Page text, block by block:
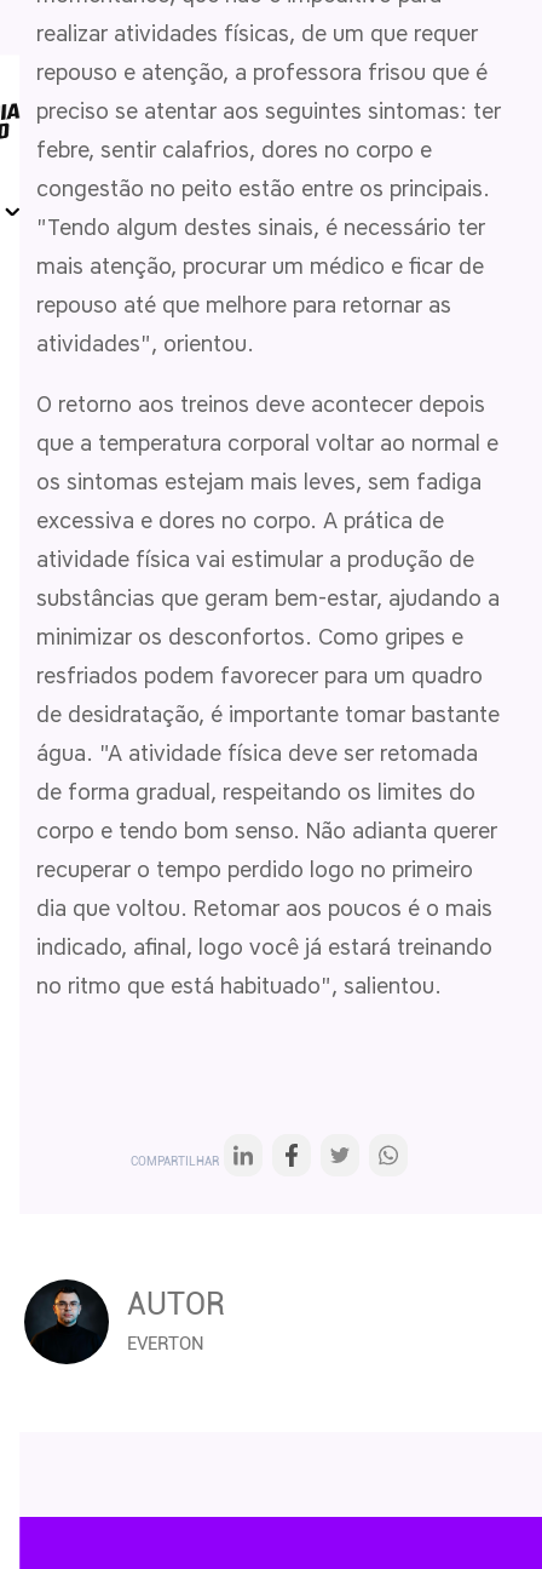
realizar atividades físicas, de um que requer
repouso e atenção, a professora frisou que é
preciso se atentar aos seguintes sintomas: ter
febre, sentir calafrios, dores no corpo e
congestão no peito estão entre os principais.
"Tendo algum destes sinais, é necessário ter
mais atenção, procurar um médico e ficar de
repouso até que melhore para retornar as
atividades", orientou.
O retorno aos treinos deve acontecer depois
que a temperatura corporal voltar ao normal e
os sintomas estejam mais leves, sem fadiga
excessiva e dores no corpo. A prática de
atividade física vai estimular a produção de
substâncias que geram bem-estar, ajudando a
minimizar os desconfortos. Como gripes e
resfriados podem favorecer para um quadro
de desidratação, é importante tomar bastante
água. "A atividade física deve ser retomada
de forma gradual, respeitando os limites do
corpo e tendo bom senso. Não adianta querer
recuperar o tempo perdido logo no primeiro
dia que voltou. Retomar aos poucos é o mais
indicado, afinal, logo você já estará treinando
no ritmo que está habituado", salientou.
COMPARTILHAR
AUTOR
EVERTON